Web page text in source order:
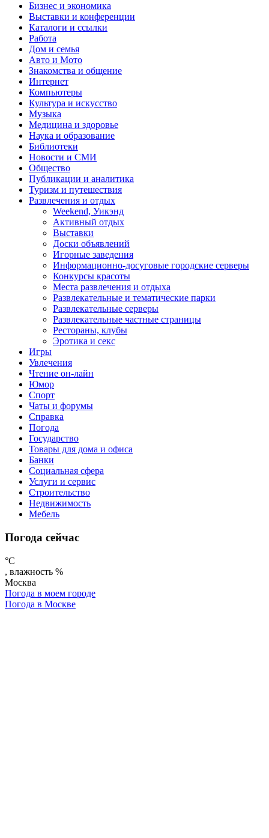
Бизнес и экономика
Выставки и конференции
Каталоги и ссылки
Работа
Дом и семья
Авто и Мото
Знакомства и общение
Интернет
Компьютеры
Культура и искусство
Музыка
Медицина и здоровье
Наука и образование
Библиотеки
Новости и СМИ
Общество
Публикации и аналитика
Туризм и путешествия
Развлечения и отдых
Weekend, Уикэнд
Активный отдых
Выставки
Доски объявлений
Игорные заведения
Информационно-досуговые городские серверы
Конкурсы красоты
Места развлечения и отдыха
Развлекательные и тематические парки
Развлекательные серверы
Развлекательные частные страницы
Рестораны, клубы
Эротика и секс
Игры
Увлечения
Чтение он-лайн
Юмор
Спорт
Чаты и форумы
Справка
Погода
Государство
Товары для дома и офиса
Банки
Социальная сфера
Услуги и сервис
Строительство
Недвижимость
Мебель
Погода сейчас
°C
, влажность %
Москва
Погода в моем городе
Погода в Москве